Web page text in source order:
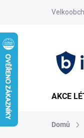
AKCE
Domů